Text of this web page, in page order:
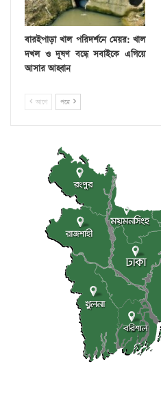
বারইপাড়া খাল পরিদর্শনে মেয়র: খাল
দখল ও দূষণ বন্ধে সবাইকে এগিয়ে
আসার আহ্বান
আগে পরে